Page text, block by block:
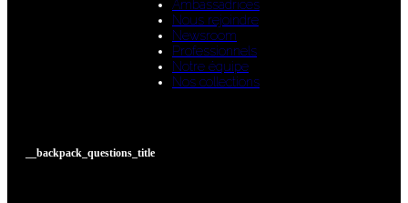
Ambassadrices
Nous rejoindre
Newsroom
Professionnels
Notre équipe
Nos collections
__backpack_questions_title